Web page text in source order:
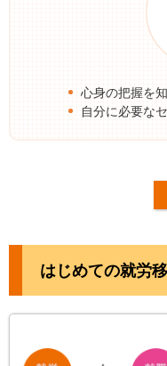
心身の把握を
自分に必要な
はじめての就労